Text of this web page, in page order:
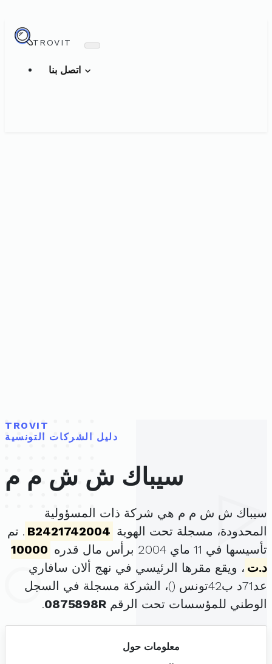
TROVIT
TROVIT
دليل الشركات التونسية
سيباك ش ش م م
سيباك ش ش م م هي شركة ذات المسؤولية
المحدودة، مسجلة تحت الهوية B2421742004 . تم
تأسيسها في 11 ماي 2004 برأس مال قدره
10000
د.ت ، ويقع مقرها الرئيسي في نهج ألان سافاري
عد71د ب42تونس (
)، الشركة مسجلة في السجل
الوطني للمؤسسات تحت الرقم 0875898R
.
معلومات حول